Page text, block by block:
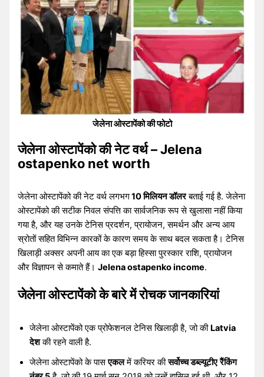
जेलेना ओस्टापेंको की फोटो
जेलेना ओस्टापेंको की नेट वर्थ – Jelena
ostapenko net worth
जेलेना ओस्टापेंको की नेट वर्थ लगभग10 मिलियन डॉलरबताई गई है. जेलेना
ओस्टापेंको की सटीक निवल संपत्ति का सार्वजनिक रूप से खुलासा नहीं किया
गया है, और यह उनके टेनिस प्रदर्शन, प्रायोजन, समर्थन और अन्य आय
स्रोतों सहित विभिन्न कारकों के कारण समय के साथ बदल सकता है। टेनिस
खिलाड़ी अक्सर अपनी आय का एक बड़ा हिस्सा पुरस्कार राशि, प्रायोजन
और विज्ञापन से कमाते हैं।Jelena ostapenko income.
जेलेना ओस्टापेंको के बारे में रोचक जानकारियां
जेलेना ओस्टापेंको एक प्रोफेशनल टेनिस खिलाड़ी है, जो की Latvia
देशकी रहने वाली है.
जेलेना ओस्टापेंको के पासएकलमें करियर कीसर्वोच्च डब्ल्यूटीए रैंकिंग